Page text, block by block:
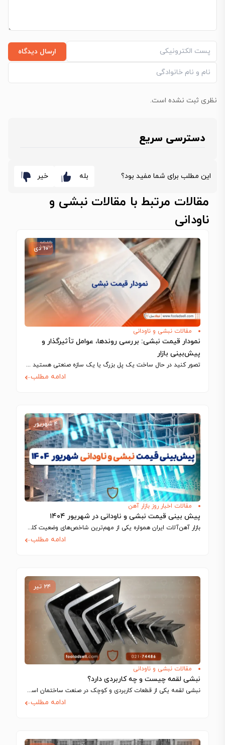
ارسال دیدگاه
نظری ثبت نشده است.
دسترسی سریع
این مطلب برای شما مفید بود؟ بله خیر
مقالات مرتبط با مقالات نبشی و
ناودانی
۱۰ دی
مقالات نبشی و ناودانی
نمودار قیمت نبشی: بررسی روندها، عوامل تأثیرگذار و
پیش‌بینی بازار
تصور کنید در حال ساخت یک پل بزرگ یا یک سازه صنعتی هستید و…
ادامه مطلب
۴ شهریور
مقالات اخبار روز بازار آهن
پیش بینی قیمت نبشی و ناودانی در شهریور ۱۴۰۴
بازار آهن‌آلات ایران همواره یکی از مهم‌ترین شاخص‌های وضعیت کلی اقتصاد و صنعت کشور…
ادامه مطلب
۲۴ تیر
مقالات نبشی و ناودانی
نبشی لقمه چیست و چه کاربردی دارد؟
نبشی لقمه یکی از قطعات کاربردی و کوچک در صنعت ساختمان است که با…
ادامه مطلب